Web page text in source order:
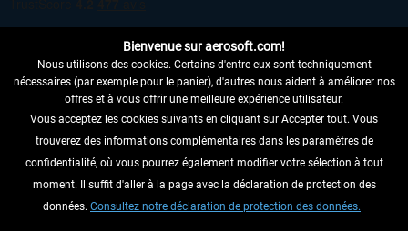
RENONCER AU CONTRAT ICI
INFORMATIONS
NE MANQUEZ PAS LES DERNIÈRES
Bienvenue sur aerosoft.com!
Nous utilisons des cookies. Certains d'entre eux sont techniquement
nécessaires (par exemple pour le panier), d'autres nous aident à améliorer nos
offres et à vous offrir une meilleure expérience utilisateur.
Vous acceptez les cookies suivants en cliquant sur Accepter tout. Vous
trouverez des informations complémentaires dans les paramètres de
confidentialité, où vous pourrez également modifier votre sélection à tout
moment. Il suffit d'aller à la page avec la déclaration de protection des
données. Consultez notre déclaration de protection des données.